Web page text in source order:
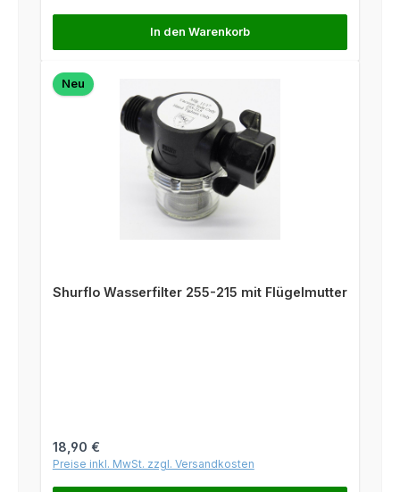
In den Warenkorb
Neu
Shurflo Wasserfilter 255-215 mit Flügelmutter
Regulärer Preis:
18,90 €
Preise inkl. MwSt. zzgl. Versandkosten